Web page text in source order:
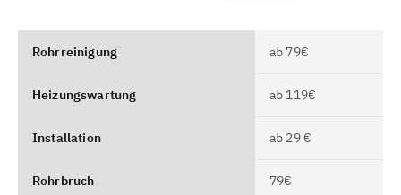
Rohrreinigung ab 79€
Heizungswartung ab 119€
Installation ab 29 €
Rohrbruch 79€